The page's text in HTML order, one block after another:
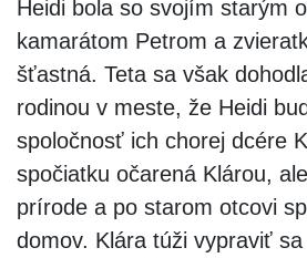
Heidi bola so svojím starým
kamarátom Petrom a
šťastná. Teta sa však
rodinou v meste, že Heidi
spoločnosť ich chorej dcére
spočiatku očarená Klárou,
prírode a po starom otcovi
domov. Klára túži vypraviť